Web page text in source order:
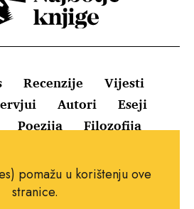
Recenzije
Vijesti
Autori
Eseji
Poezija Filozofija
Pravila o kolačićima
Impressum
pomažu u korištenju ove
stranice.